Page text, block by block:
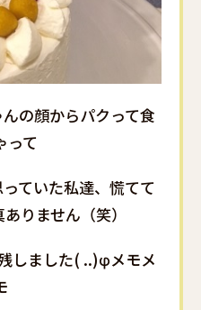
の顔からパクって食
って
ていた私達、慌てて
りません（笑）
しました( ..)φメモメ